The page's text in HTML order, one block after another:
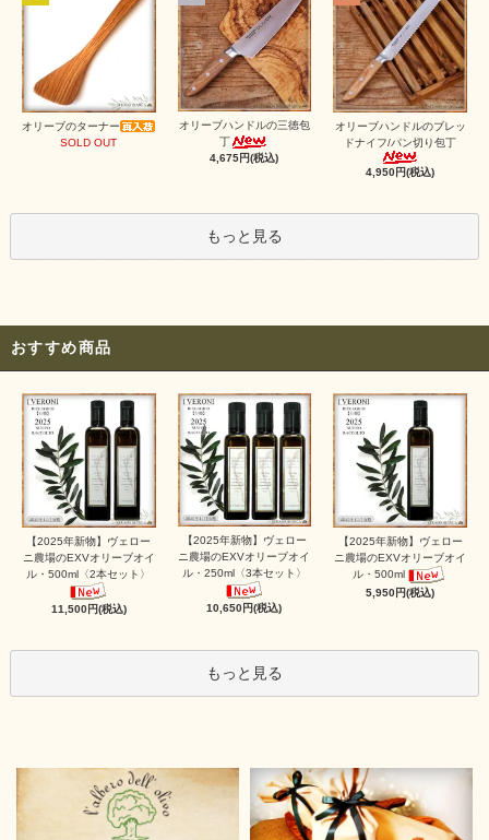
オリーブのターナー
SOLD OUT
オリーブハンドルの三徳包
丁
4,675円(税込)
オリーブハンドルのブレッ
ドナイフ/パン切り包丁
4,950円(税込)
もっと見る
おすすめ商品
【2025年新物】ヴェロー
ニ農場のEXVオリーブオイ
ル・500ml〈2本セット〉
11,500円(税込)
【2025年新物】ヴェロー
ニ農場のEXVオリーブオイ
ル・250ml〈3本セット〉
10,650円(税込)
【2025年新物】ヴェロー
ニ農場のEXVオリーブオイ
ル・500ml
5,950円(税込)
もっと見る